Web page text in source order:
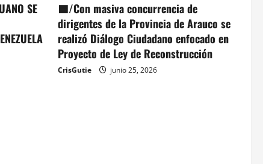
SE
🟦/Con masiva concurrencia de
dirigentes de la Provincia de Arauco se
realizó Diálogo Ciudadano enfocado en
Proyecto de Ley de Reconstrucción
CrisGutie junio 25, 2026